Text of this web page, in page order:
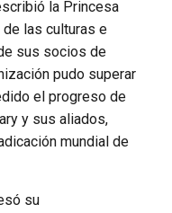
la Princesa
de las culturas e
sus socios de
pudo superar
el progreso de
y sus aliados,
mundial de
su